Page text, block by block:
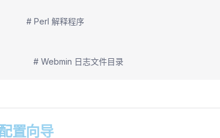
# Perl 解释程序
# Webmin 日志文件目录
置向导